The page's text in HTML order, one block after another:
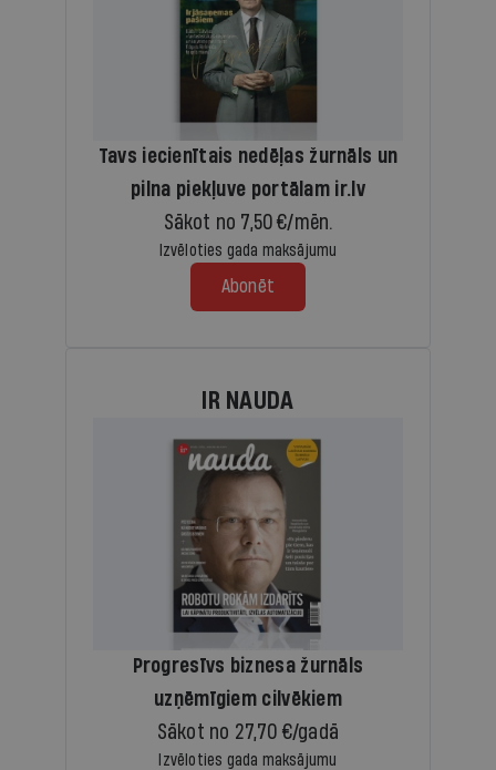
Tavs iecienītais nedēļas žurnāls un
pilna piekļuve portālam ir.lv
Sākot no 7,50 €/mēn.
Izvēloties gada maksājumu
Abonēt
IR NAUDA
Progresīvs biznesa žurnāls
uzņēmīgiem cilvēkiem
Sākot no 27,70 €/gadā
Izvēloties gada maksājumu